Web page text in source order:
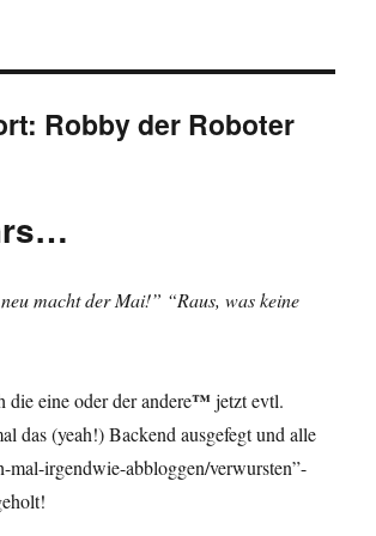
Robby der Roboter
macht der Mai!” “Raus, was keine
die eine oder der andere™jetzt evtl.
das (yeah!) Backend ausgefegt und alle
mal-irgendwie-abbloggen/verwursten”-